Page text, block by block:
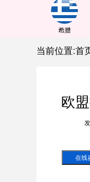
当前位置:首
欧
在线